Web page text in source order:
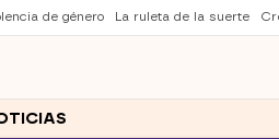
de género La ruleta de la suerte